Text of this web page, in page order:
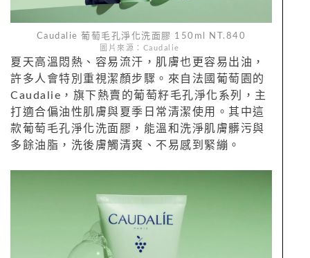
Caudalie 葡萄毛孔淨化洗面膠 150ml NT.840
圖片來源：Caudalie
夏天高溫悶熱、容易流汗，肌膚也更容易出油，
許多人會特別重視潔顏步驟。來自法國葡萄園的
Caudalie，旗下熱賣的葡萄籽毛孔淨化系列，主
打適合偏油性肌膚與夏季日常清潔使用。其中這
款葡萄毛孔淨化洗面膠，能溫和洗淨肌膚髒污與
多餘油脂，洗後膚觸清爽、不易感到緊繃。